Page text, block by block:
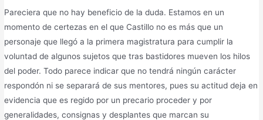
Pareciera que no hay beneficio de la duda. Estamos en un
momento de certezas en el que Castillo no es más que un
personaje que llegó a la primera magistratura para cumplir la
voluntad de algunos sujetos que tras bastidores mueven los hilos
del poder. Todo parece indicar que no tendrá ningún carácter
respondón ni se separará de sus mentores, pues su actitud deja en
evidencia que es regido por un precario proceder y por
generalidades, consignas y desplantes que marcan su